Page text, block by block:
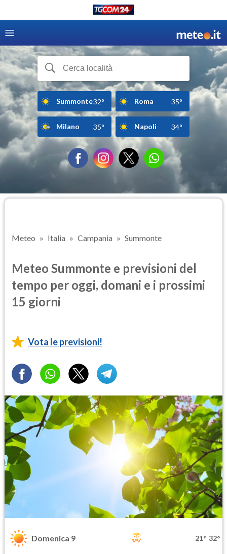
Summonte32° Roma 35°
Milano 35° Napoli 34°
Meteo Italia Campania Summonte
Meteo Summonte e previsioni del
tempo per oggi, domani e i prossimi
15 giorni
Vota le previsioni!
Domenica 9 21° 32°